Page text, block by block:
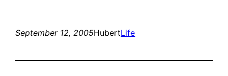
September 12, 2005HubertLife